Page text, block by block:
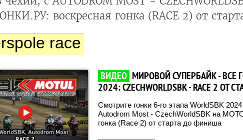
воскресная гонка (RACE 2) от
race
ВИДЕО МИРОВОЙ СУПЕРБАЙК - ВСЕ
2024: CZECHWORLDSBK - RACE 2
Смотрите гонки 6-го этапа WorldSBK
Autodrom Most - CzechWorldSBK на
гонка (Race 2) от старта до финиша